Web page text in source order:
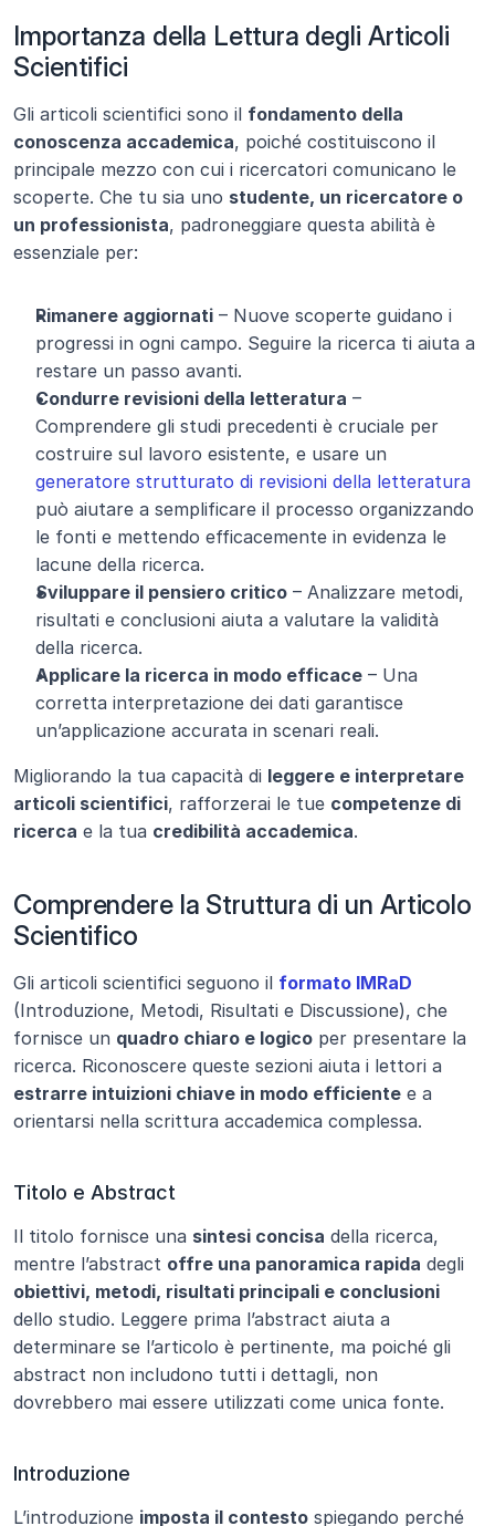
Importanza della Lettura degli Articoli
Scientifici
Gli articoli scientifici sono il fondamento della
conoscenza accademica, poiché costituiscono il
principale mezzo con cui i ricercatori comunicano le
scoperte. Che tu sia uno studente, un ricercatore o
un professionista, padroneggiare questa abilità è
essenziale per:
Rimanere aggiornati – Nuove scoperte guidano i
progressi in ogni campo. Seguire la ricerca ti aiuta a
restare un passo avanti.
Condurre revisioni della letteratura –
Comprendere gli studi precedenti è cruciale per
generatore strutturato di revisioni della letteratura
può aiutare a semplificare il processo organizzando
le fonti e mettendo efficacemente in evidenza le
lacune della ricerca.
Sviluppare il pensiero critico – Analizzare metodi,
risultati e conclusioni aiuta a valutare la validità
della ricerca.
Applicare la ricerca in modo efficace – Una
corretta interpretazione dei dati garantisce
un’applicazione accurata in scenari reali.
Migliorando la tua capacità di leggere e interpretare
articoli scientifici, rafforzerai le tue competenze di
ricerca e la tua credibilità accademica.
Comprendere la Struttura di un Articolo
Scientifico
Gli articoli scientifici seguono il formato IMRaD
(Introduzione, Metodi, Risultati e Discussione), che
fornisce un quadro chiaro e logico per presentare la
estrarre intuizioni chiave in modo efficiente e a
orientarsi nella scrittura accademica complessa.
Titolo e Abstract
Il titolo fornisce una sintesi concisa della ricerca,
mentre l’abstract offre una panoramica rapida
obiettivi, metodi, risultati principali e conclusioni
dello studio. Leggere prima l’abstract aiuta a
determinare se l’articolo è pertinente, ma poiché gli
abstract non includono tutti i dettagli, non
dovrebbero mai essere utilizzati come unica fonte.
Introduzione
L’introduzione imposta il contesto spiegando perché